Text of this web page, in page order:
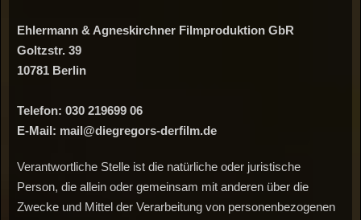
Ehlermann & Agneskirchner Filmproduktion GbR
Goltzstr. 39
10781 Berlin
Telefon: 030 219699 06
E-Mail: mail@diegregors-derfilm.de
Verantwortliche Stelle ist die natürliche oder juristische
Person, die allein oder gemeinsam mit anderen über die
Zwecke und Mittel der Verarbeitung von personenbezogenen